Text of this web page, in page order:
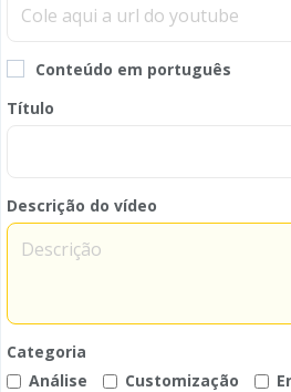
Conteúdo em português
Título
Descrição do vídeo
Categoria
Análise
Customização